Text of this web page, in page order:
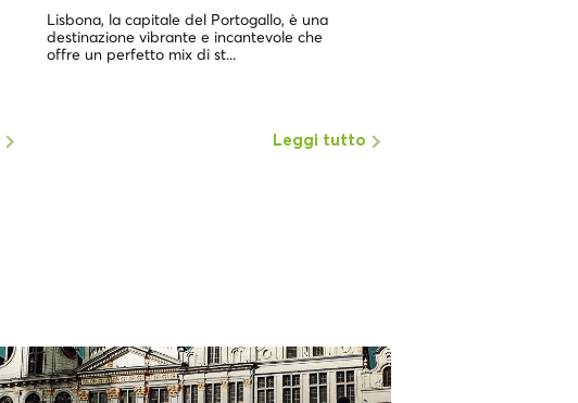
Lisbona, la capitale del Portogallo, è una
destinazione vibrante e incantevole che
offre un perfetto mix di st...
Leggi tutto